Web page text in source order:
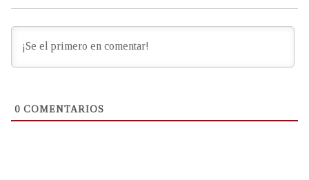
0 COMENTARIOS